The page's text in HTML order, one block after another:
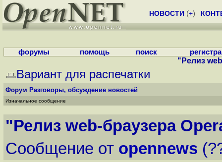
НОВОСТИ (+)
форумы помощь поиск
"Релиз
Вариант для распечатки
Форум Разговоры, обсуждение новостей
Изначальное сообщение
"Релиз web-браузера
Сообщение от opennews